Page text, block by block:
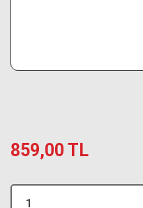
859,00 TL